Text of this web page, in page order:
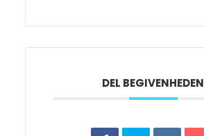
DEL BEGIVENHEDEN